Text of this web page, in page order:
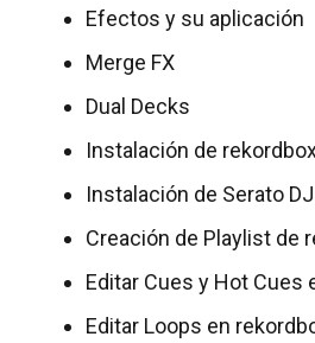
Efectos y su aplicación
Merge FX
Dual Decks
Instalación de
Instalación de Serato
Creación de Playlist de
Editar Cues y Hot Cues
Editar Loops en